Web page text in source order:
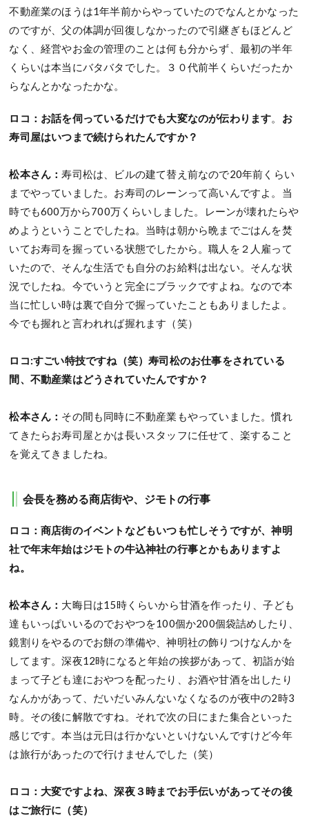
不動産業のほうは1年半前からやっていたのでなんとかなった
のですが、父の体調が回復しなかったので引継ぎもほどんど
なく、経営やお金の管理のことは何も分からず、最初の半年
くらいは本当にバタバタでした。３０代前半くらいだったか
らなんとかなったかな。
ロコ：お話を伺っているだけでも大変なのが伝わります。 お
寿司屋はいつまで続けられたんですか？
松本さん：寿司松は、ビルの建て替え前なので20年前くらい
までやっていました。お寿司のレーンって高いんですよ。当
時でも600万から700万くらいしました。レーンが壊れたらや
めようということでしたね。当時は朝から晩までごはんを焚
いてお寿司を握っている状態でしたから。職人を２人雇って
いたので、そんな生活でも自分のお給料は出ない。そんな状
況でしたね。今でいうと完全にブラックですよね。なので本
当に忙しい時は裏で自分で握っていたこともありましたよ。
今でも握れと言われれば握れます（笑）
ロコ:すごい特技ですね（笑）寿司松のお仕事をされている
間、不動産業はどうされていたんですか？
松本さん： その間も同時に不動産業もやっていました。慣れ
てきたらお寿司屋とかは長いスタッフに任せて、楽すること
を覚えてきましたね。
会長を務める商店街や、ジモトの行事
ロコ：商店街のイベントなどもいつも忙しそうですが、神明
社で年末年始はジモトの牛込神社の行事とかもありますよ
ね。
松本さん： 大晦日は15時くらいから甘酒を作ったり、子ども
達もいっぱいいるのでおやつを100個か200個袋詰めしたり、
鏡割りをやるのでお餅の準備や、神明社の飾りつけなんかを
してます。深夜12時になると年始の挨拶があって、初詣が始
まって子ども達におやつを配ったり、お酒や甘酒を出したり
なんかがあって、だいだいみんないなくなるのが夜中の2時3
時。その後に解散ですね。それで次の日にまた集合といった
感じです。本当は元日は行かないといけないんですけど今年
は旅行があったので行けませんでした（笑）
ロコ：大変ですよね、深夜３時までお手伝いがあってその後
はご旅行に（笑）